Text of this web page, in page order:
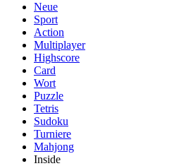
Neue
Sport
Action
Multiplayer
Highscore
Card
Wort
Puzzle
Tetris
Sudoku
Turniere
Mahjong
Inside